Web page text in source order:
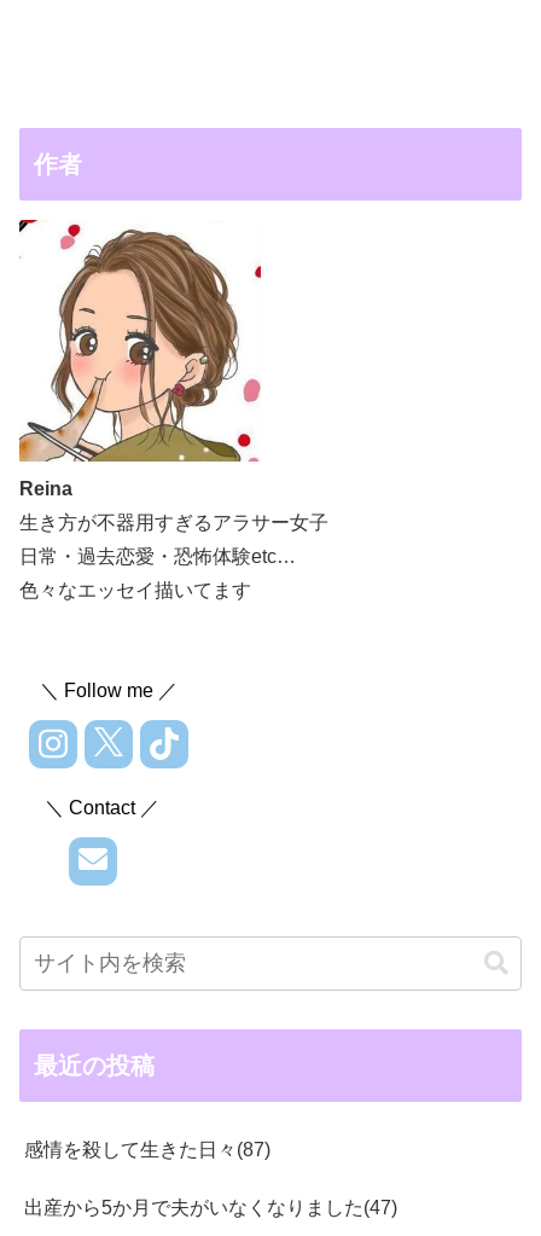
作者
Reina
生き方が不器用すぎるアラサー女子
日常・過去恋愛・恐怖体験etc…
色々なエッセイ描いてます
＼ Follow me ／
＼ Contact ／
最近の投稿
感情を殺して生きた日々(87)
出産から5か月で夫がいなくなりました(47)